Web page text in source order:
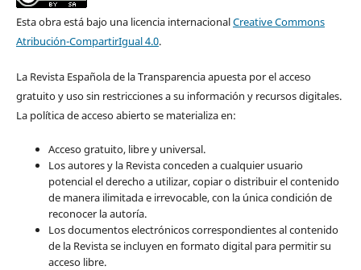
Esta obra está bajo una licencia internacionalCreative Commons
Atribución-CompartirIgual 4.0.
La Revista Española de la Transparencia apuesta por el acceso
gratuito y uso sin restricciones a su información y recursos digitales.
La política de acceso abierto se materializa en:
Acceso gratuito, libre y universal.
Los autores y la Revista conceden a cualquier usuario
potencial el derecho a utilizar, copiar o distribuir el contenido
de manera ilimitada e irrevocable, con la única condición de
reconocer la autoría.
Los documentos electrónicos correspondientes al contenido
de la Revista se incluyen en formato digital para permitir su
acceso libre.